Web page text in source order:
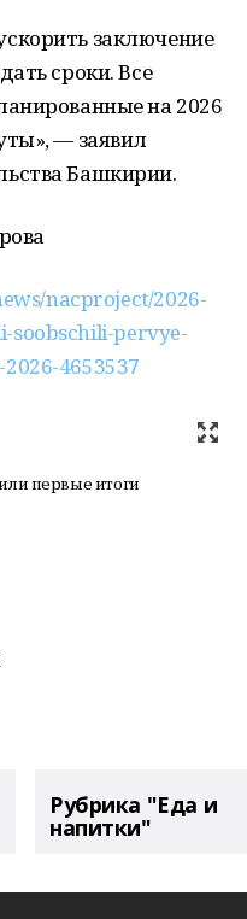
заключение
сроки. Все
на 2026
— заявил
Башкирии.
nacproject/2026-
soobschili-pervye-
4653537
первые итоги
Рубрика "Еда и
напитки"